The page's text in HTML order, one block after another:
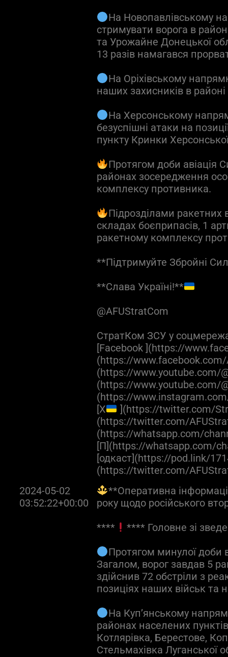
На Новопавлівському
стримувати ворога в
та Урожайне Донецької
13 разів намагався
На Оріхівському
наших захисників в районі
На Херсонському
безуспішні атаки на
пункту Кринки
Протягом доби авіація
районах зосередження
комплексу противника.
Підрозділами ракетних
складах боєприпасів, 1
ракетному комплексу
**Підтримуйте Збройні
**Слава Україні!**
@AFUStratCom
СтратКом ЗСУ у
[Facebook ](https://
(https://www.facebook.com/
(https://www.youtube.com/
(https://www.youtube.com/
(https://
[X
](https://twitter.com/
(https://twitter.com/
(https://whatsapp.com/
[П](https://whatsapp.com/
[одкаст](https://pod.link/
(https://twitter.com/
2024-05-02
03:52:22+00:00
**Оперативна
року щодо російського
****
**** Головне зі
Протягом минулої доби
Загалом, ворог завдав 5
здійснив 72 обстріли з
позиціях наших військ та
На Куп’янському
районах населених
Котлярівка, Берестове,
Стельмахівка Луганської